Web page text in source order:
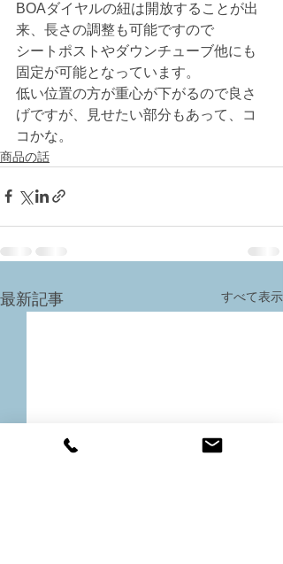
BOAダイヤルの紐は開放することが出
来、長さの調整も可能ですので
シートポストやダウンチューブ他にも
固定が可能となっています。
低い位置の方が重心が下がるので良さ
げですが、見せたい部分もあって、コ
コかな。
商品の話
最新記事 すべて表示